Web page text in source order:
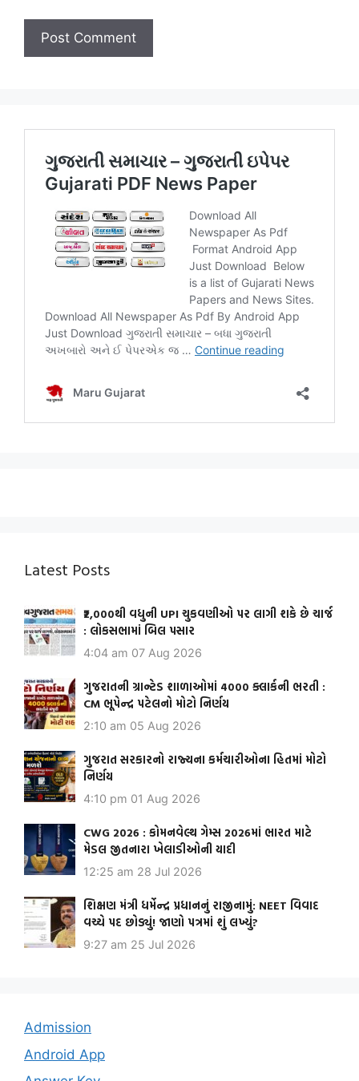
Latest Posts
₹2,000થી વધુની UPI ચુકવણીઓ પર લાગી શકે છે ચાર્જ
: લોકસભામાં બિલ પસાર
4:04 am 07 Aug 2026
ગુજરાતની ગ્રાન્ટેડ શાળાઓમાં 4000 ક્લાર્કની ભરતી :
CM ભૂપેન્દ્ર પટેલનો મોટો નિર્ણય
2:10 am 05 Aug 2026
ગુજરાત સરકારનો રાજ્યના કર્મચારીઓના હિતમાં મોટો
નિર્ણય
4:10 pm 01 Aug 2026
CWG 2026 : કોમનવેલ્થ ગેમ્સ 2026માં ભારત માટે
મેડલ જીતનારા ખેલાડીઓની યાદી
12:25 am 28 Jul 2026
શિક્ષણ મંત્રી ધર્મેન્દ્ર પ્રધાનનું રાજીનામું: NEET વિવાદ
વચ્ચે પદ છોડ્યું! જાણો પત્રમાં શું લખ્યું?
9:27 am 25 Jul 2026
Admission
Android App